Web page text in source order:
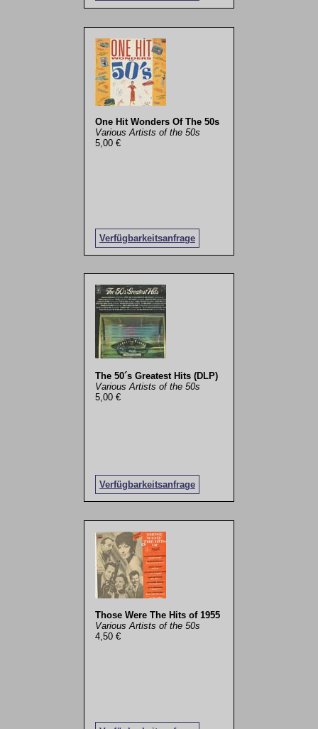
One Hit Wonders Of The 50s
Various Artists of the 50s
5,00 €
Verfügbarkeitsanfrage
The 50´s Greatest Hits (DLP)
Various Artists of the 50s
5,00 €
Verfügbarkeitsanfrage
Those Were The Hits of 1955
Various Artists of the 50s
4,50 €